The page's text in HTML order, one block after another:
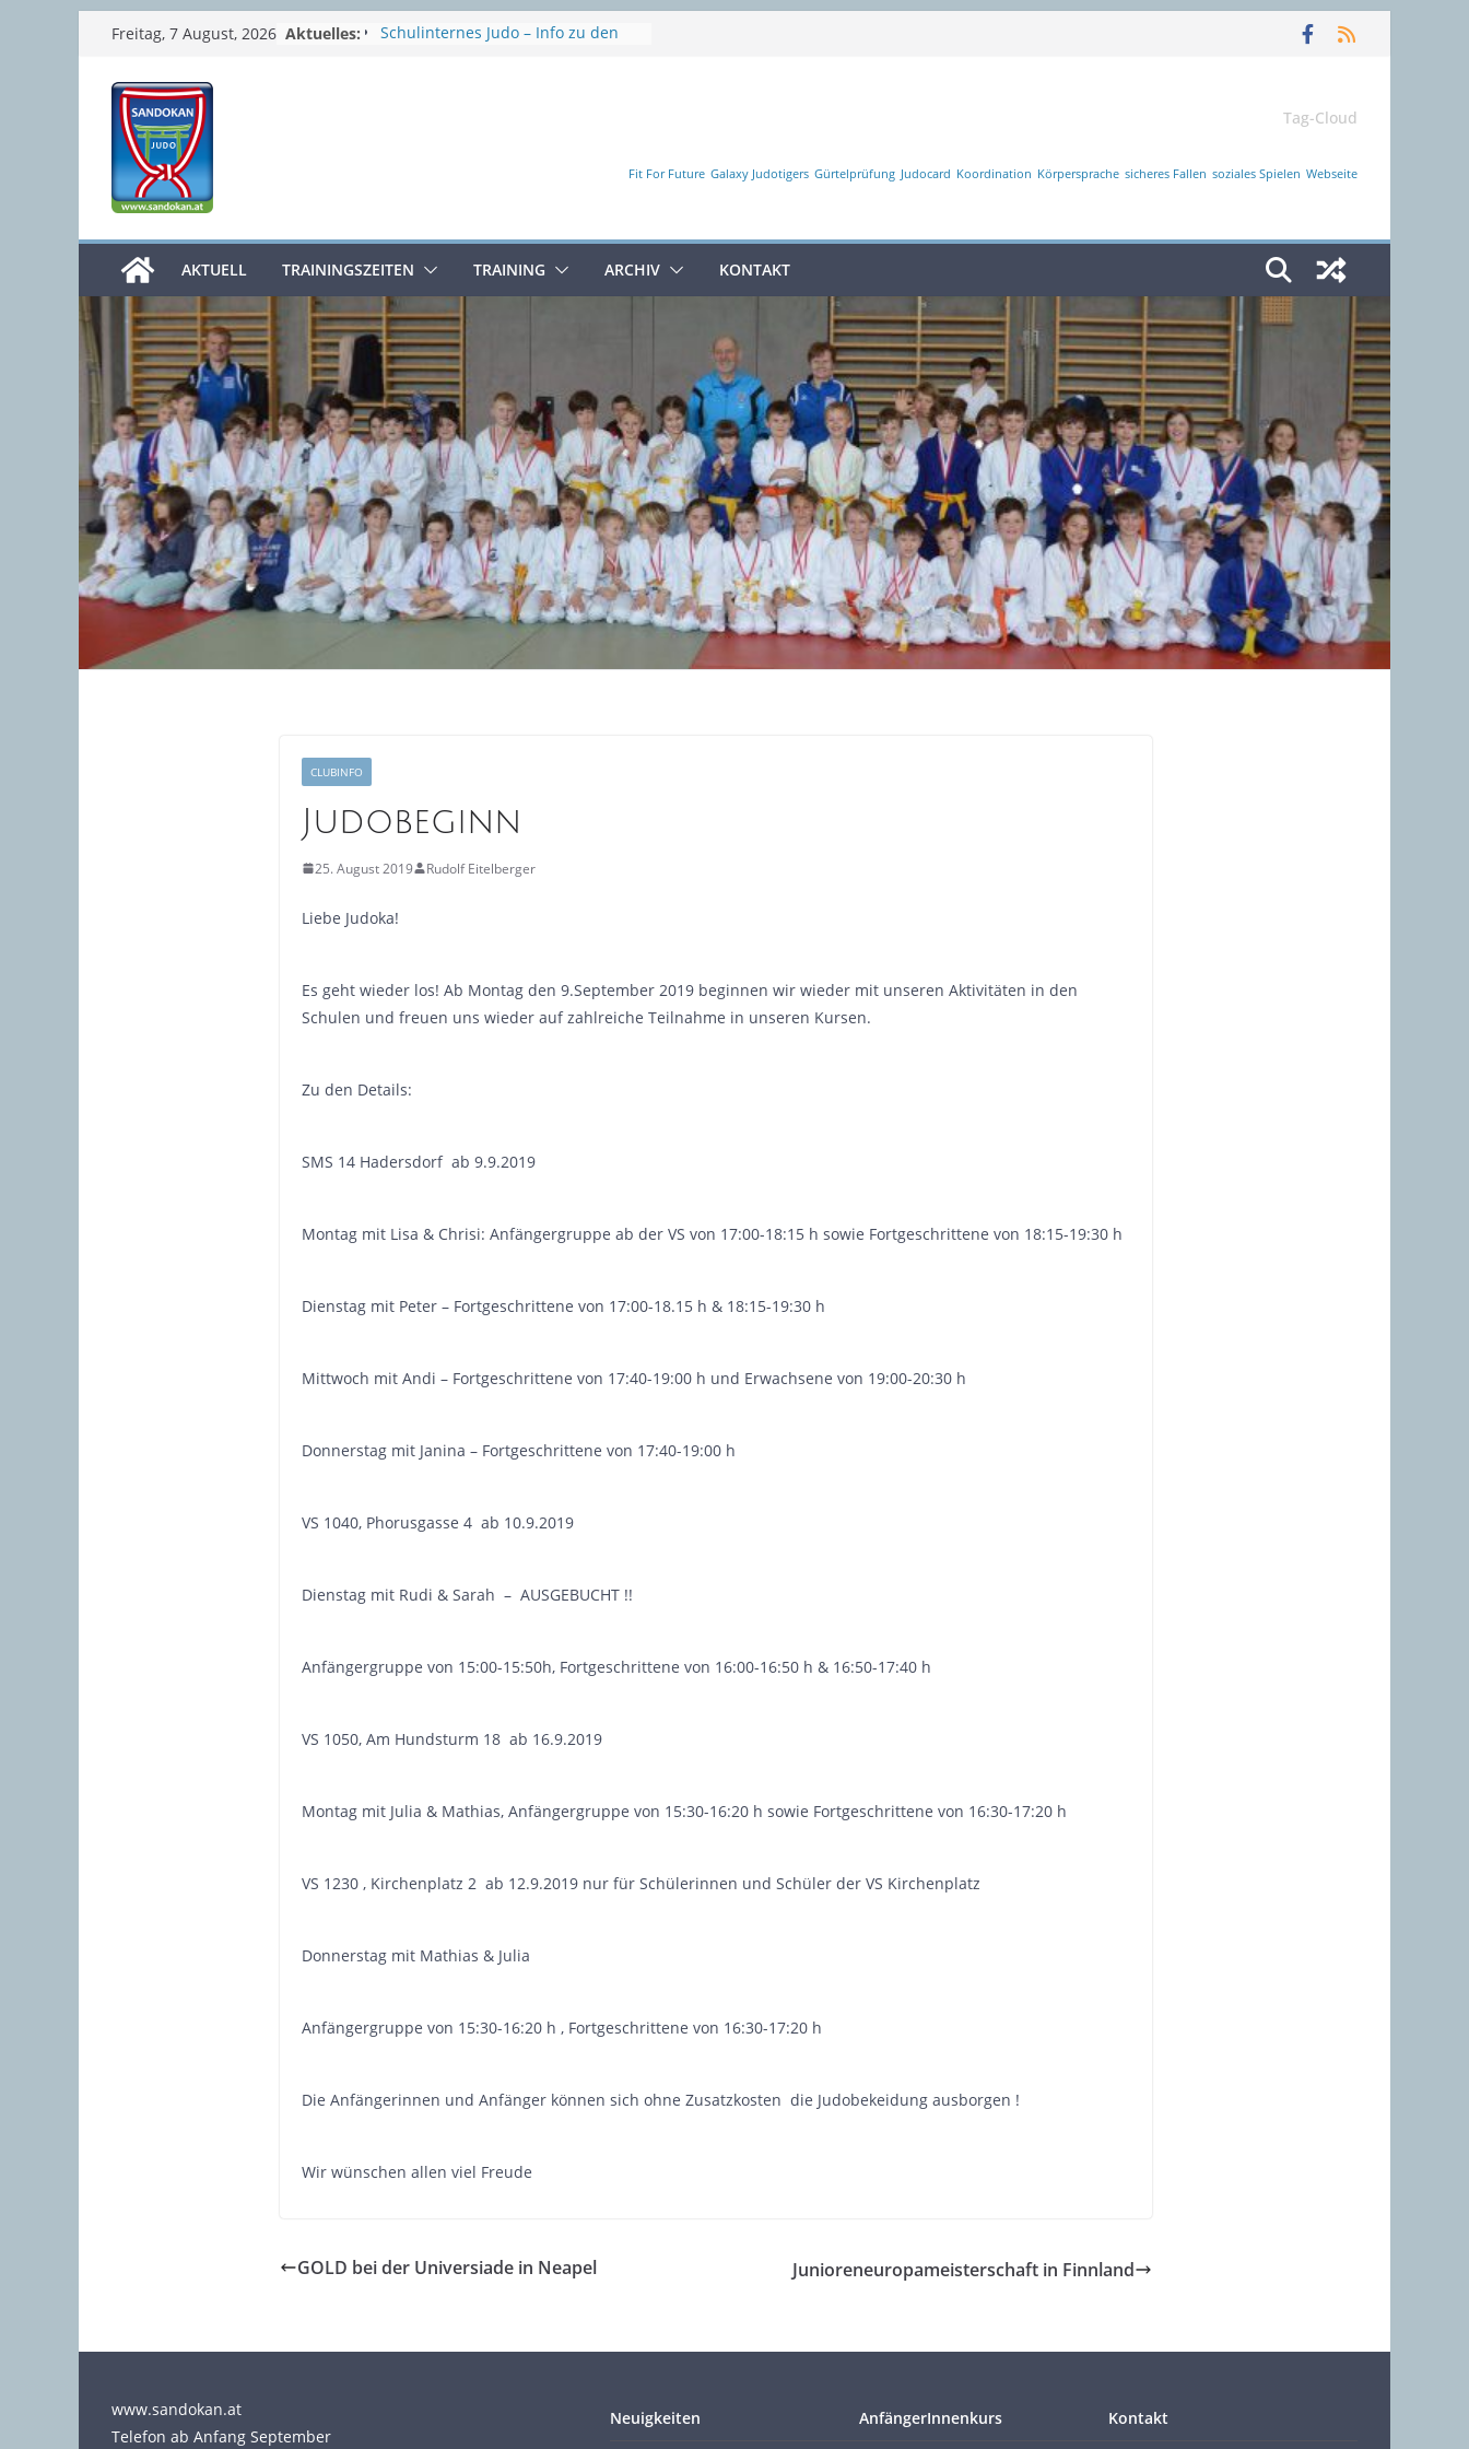
Zum
springen
Freitag, 7 August, 2026 Aktuelles:
Schulinternes Judo – Info zu den
Tag-Cloud
Fit For Future Galaxy Judotigers Gürtelprüfung Judocard Koordination Körpersprache sicheres Fallen soziales Spielen Webseite
AKTUELL TRAININGSZEITEN TRAINING ARCHIV KONTAKT
CLUBINFO
Judobeginn
25. August 2019 Rudolf Eitelberger
Liebe Judoka!
Es geht wieder los! Ab Montag den 9.September 2019 beginnen wir wieder mit unseren Aktivitäten in den
Schulen und freuen uns wieder auf zahlreiche Teilnahme in unseren Kursen.
Zu den Details:
SMS 14 Hadersdorf ab 9.9.2019
Montag mit Lisa & Chrisi: Anfängergruppe ab der VS von 17:00-18:15 h sowie Fortgeschrittene von 18:15-19:30 h
Dienstag mit Peter – Fortgeschrittene von 17:00-18.15 h & 18:15-19:30 h
Mittwoch mit Andi – Fortgeschrittene von 17:40-19:00 h und Erwachsene von 19:00-20:30 h
Donnerstag mit Janina – Fortgeschrittene von 17:40-19:00 h
VS 1040, Phorusgasse 4 ab 10.9.2019
Dienstag mit Rudi & Sarah – AUSGEBUCHT !!
Anfängergruppe von 15:00-15:50h, Fortgeschrittene von 16:00-16:50 h & 16:50-17:40 h
VS 1050, Am Hundsturm 18 ab 16.9.2019
Montag mit Julia & Mathias, Anfängergruppe von 15:30-16:20 h sowie Fortgeschrittene von 16:30-17:20 h
VS 1230 , Kirchenplatz 2 ab 12.9.2019 nur für Schülerinnen und Schüler der VS Kirchenplatz
Donnerstag mit Mathias & Julia
Anfängergruppe von 15:30-16:20 h , Fortgeschrittene von 16:30-17:20 h
Die Anfängerinnen und Anfänger können sich ohne Zusatzkosten die Judobekeidung ausborgen !
Wir wünschen allen viel Freude
GOLD bei der Universiade in Neapel Junioreneuropameisterschaft in Finnland
www.sandokan.at
Telefon ab Anfang September
Neuigkeiten AnfängerInnenkurs Kontakt